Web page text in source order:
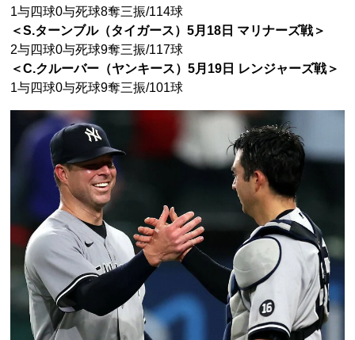
1与四球0与死球8奪三振/114球
＜S.ターンブル（タイガース）5月18日 マリナーズ戦＞
2与四球0与死球9奪三振/117球
＜C.クルーバー（ヤンキース）5月19日 レンジャーズ戦＞
1与四球0与死球9奪三振/101球